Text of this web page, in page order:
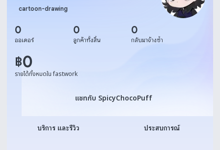
cartoon-drawing
0
ออเดอร์
0
ลูกค้าทั้งสิ้น
0
กลับมาจ้างซ้ำ
฿0
รายได้ทั้งหมดใน fastwork
แชทกับ SpicyChocoPuff
แชทกับ SpicyChocoPuff
บริการ และรีวิว ประสบการณ์